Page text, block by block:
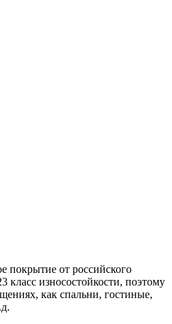
покрытие от российского
класс износостойкости, поэтому
как спальни, гостиные,